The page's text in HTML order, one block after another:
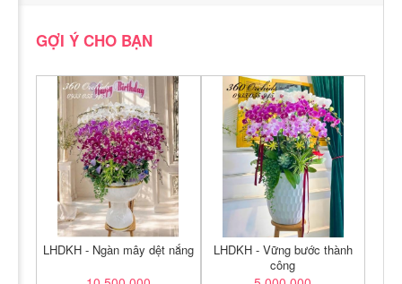
GỢI Ý CHO BẠN
LHDKH - Ngàn mây dệt nắng
LHDKH - Vững bước thành
công